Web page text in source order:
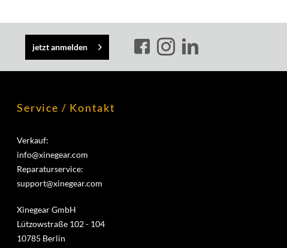
jetzt anmelden
Service / Kontakt
Verkauf:
info@xinegear.com
Reparaturservice:
support@xinegear.com
Xinegear GmbH
Lützowstraße 102 - 104
10785 Berlin